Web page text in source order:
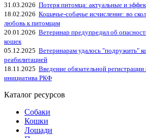
31.03.2026 Потеря питомца: актуальные и
18.02.2026 Кошачье-собачье исчисление: во
любовь к питомцам
20.01.2026 Ветеринар предупредил об
кошек
05.12.2025 Ветеринарам удалось "подружить"
реабилитацией
18.11.2025 Введение обязательной
инициатива РКФ
Каталог ресурсов
Собаки
Кошки
Лошади